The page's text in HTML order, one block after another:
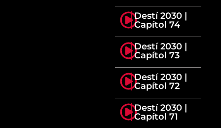
Destí 2030 |
Capítol 74
Destí 2030 |
Capítol 73
Destí 2030 |
Capítol 72
Destí 2030 |
Capítol 71